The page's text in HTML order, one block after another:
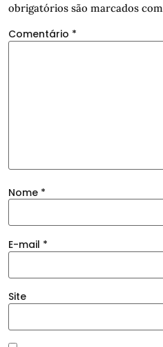
obrigatórios são marcados com
Comentário *
Nome *
E-mail *
Site